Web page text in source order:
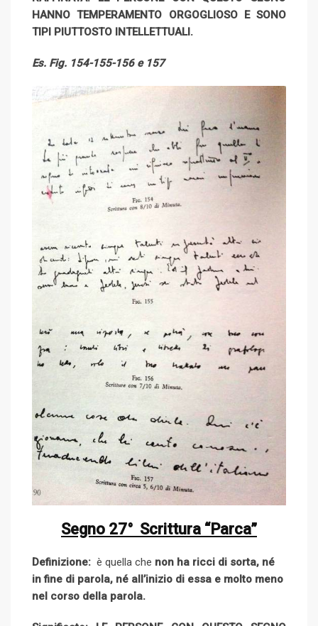
HANNO TEMPERAMENTO ORGOGLIOSO E SONO
TIPI PIUTTOSTO INTELLETTUALI.
Es. Fig. 154-155-156 e 157
Segno 27° Scrittura “Parca”
Definizione: è quella che non ha ricci di sorta, né
in fine di parola, né all’inizio di essa e molto meno
nel corso della parola.